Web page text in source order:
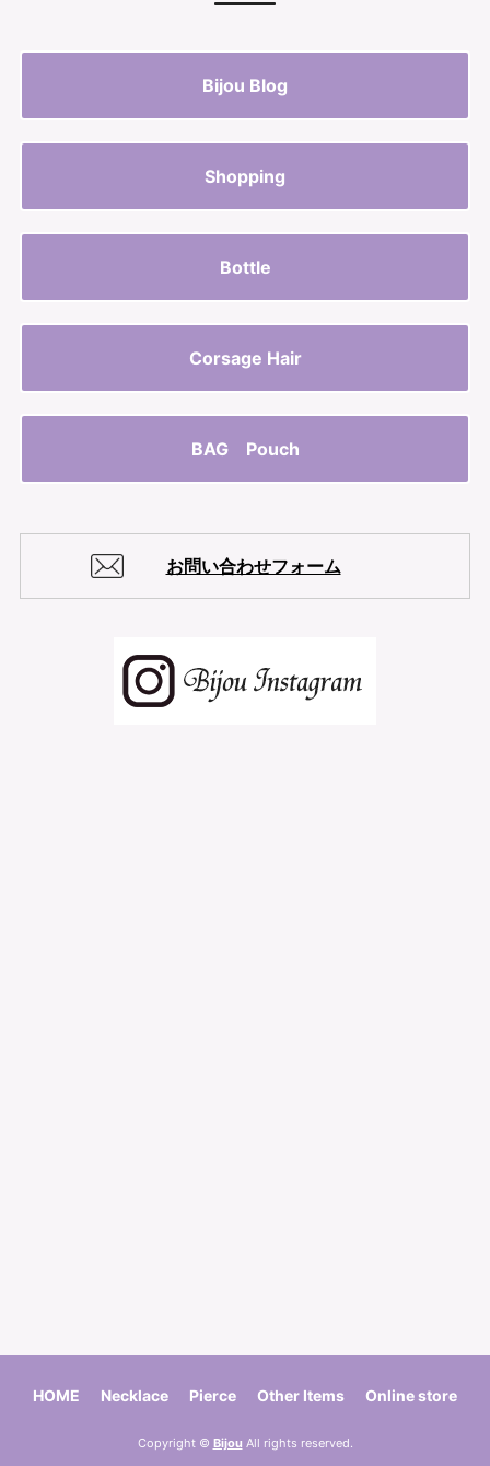
Bijou Blog
Shopping
Bottle
Corsage Hair
BAG Pouch
お問い合わせフォーム
HOME Necklace Pierce Other Items Online store
Copyright © Bijou All rights reserved.